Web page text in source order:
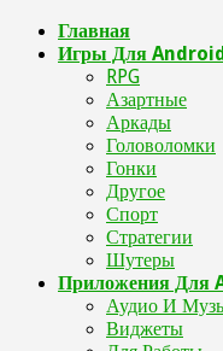
Главная
Игры Для
RPG
Азартные
Аркады
Головоломки
Гонки
Другое
Спорт
Стратегии
Шутеры
Приложения Для
Аудио И
Виджеты